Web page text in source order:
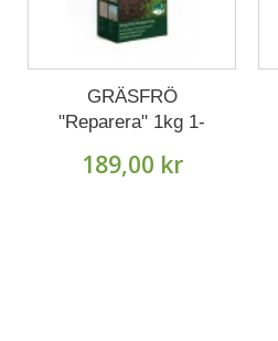
GRÄSFRÖ
"Reparera" 1kg 1-
189,00 kr